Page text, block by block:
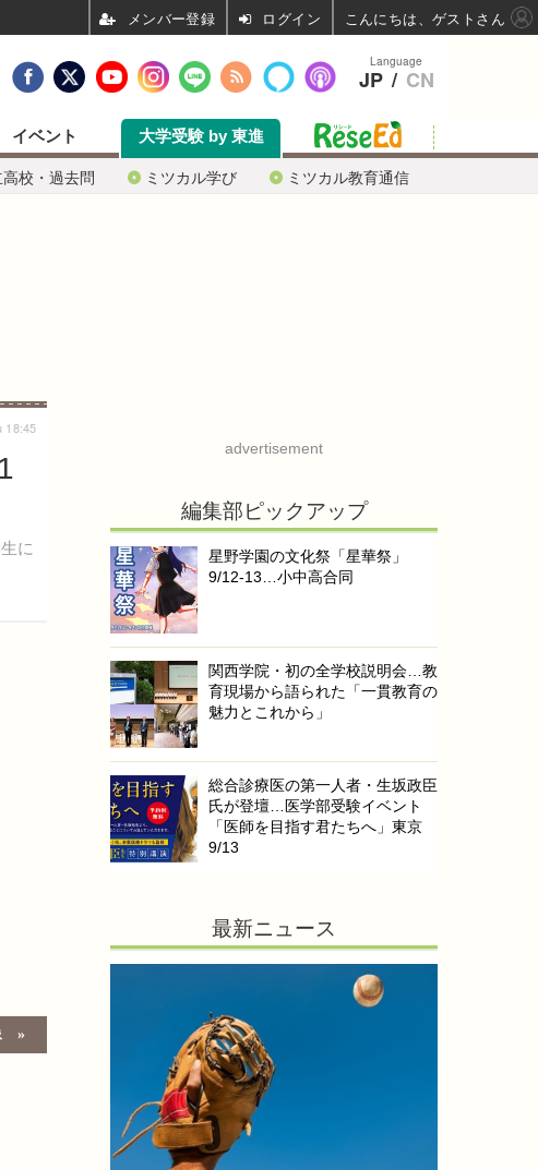
校・過去問 ミツカル学び ミツカル教育通信
イベント 大学受験 by 東進
に
18:45
advertisement
編集部ピックアップ
星野学園の文化祭「星華祭」
9/12-13…小中高合同
関西学院・初の全学校説明会…教
育現場から語られた「一貫教育の
魅力とこれから」
総合診療医の第一人者・生坂政臣
氏が登壇…医学部受験イベント
「医師を目指す君たちへ」東京
9/13
最新ニュース
Language
JP / CN
ログイン こんにちは、ゲストさん